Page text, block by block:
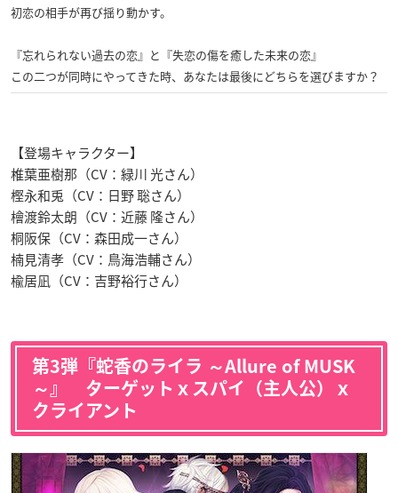
初恋の相手が再び揺り動かす。
『忘れられない過去の恋』と『失恋の傷を癒した未来の恋』
この二つが同時にやってきた時、あなたは最後にどちらを選びますか？
【登場キャラクター】
椎葉亜樹那（CV：緑川 光さん）
樫永和兎（CV：日野 聡さん）
檜渡鈴太朗（CV：近藤 隆さん）
桐阪保（CV：森田成一さん）
楠見清孝（CV：鳥海浩輔さん）
楡居凪（CV：吉野裕行さん）
第3弾『蛇香のライラ ～Allure of MUSK
～』 ターゲットｘスパイ（主人公）ｘ
クライアント